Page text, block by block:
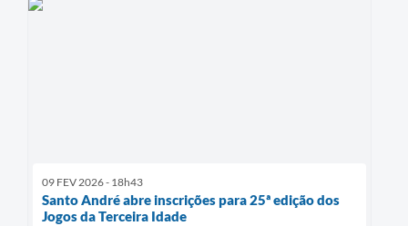
09 FEV 2026 - 18h43
Santo André abre inscrições para 25ª edição dos
Jogos da Terceira Idade